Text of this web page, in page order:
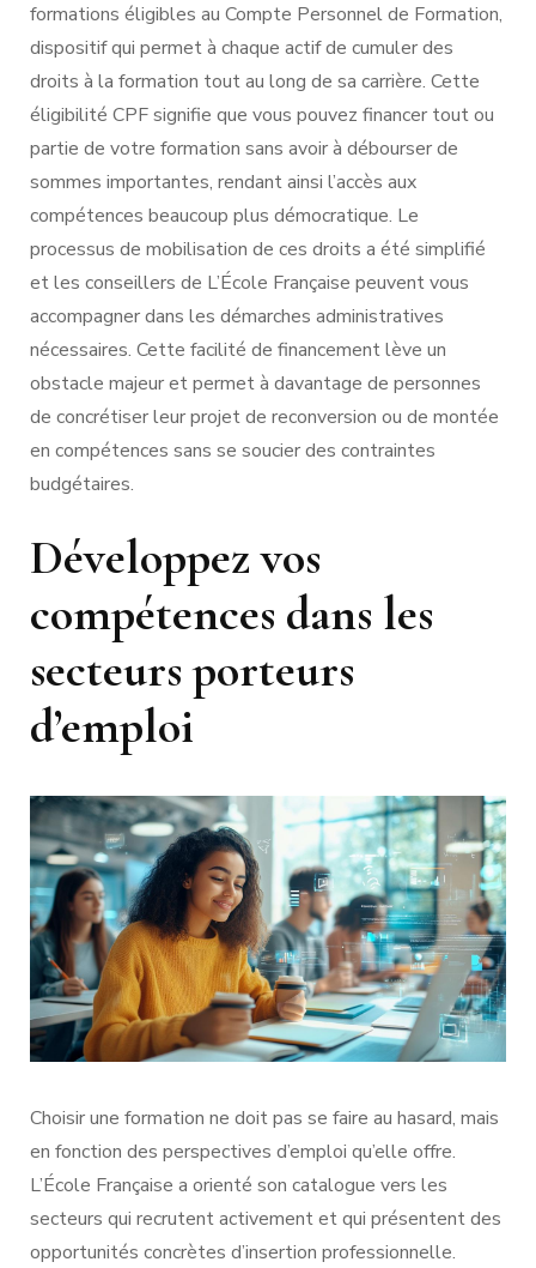
formations éligibles au Compte Personnel de Formation,
dispositif qui permet à chaque actif de cumuler des
droits à la formation tout au long de sa carrière. Cette
éligibilité CPF signifie que vous pouvez financer tout ou
partie de votre formation sans avoir à débourser de
sommes importantes, rendant ainsi l’accès aux
compétences beaucoup plus démocratique. Le
processus de mobilisation de ces droits a été simplifié
et les conseillers de L’École Française peuvent vous
accompagner dans les démarches administratives
nécessaires. Cette facilité de financement lève un
obstacle majeur et permet à davantage de personnes
de concrétiser leur projet de reconversion ou de montée
en compétences sans se soucier des contraintes
budgétaires.
Développez vos
compétences dans les
secteurs porteurs
d’emploi
Choisir une formation ne doit pas se faire au hasard, mais
en fonction des perspectives d’emploi qu’elle offre.
L’École Française a orienté son catalogue vers les
secteurs qui recrutent activement et qui présentent des
opportunités concrètes d’insertion professionnelle.